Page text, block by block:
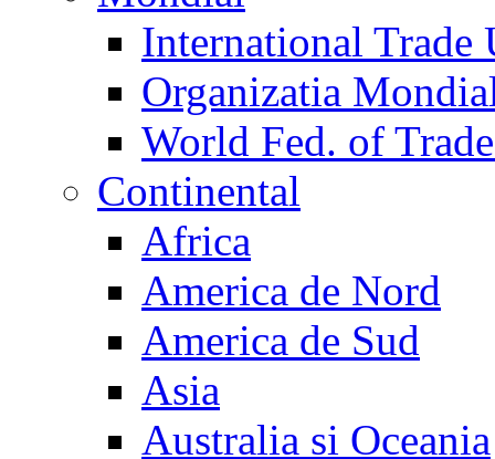
International Trade
Organizatia
World Fed. of
Continental
Africa
America de Nord
America de Sud
Asia
Australia si Oceania